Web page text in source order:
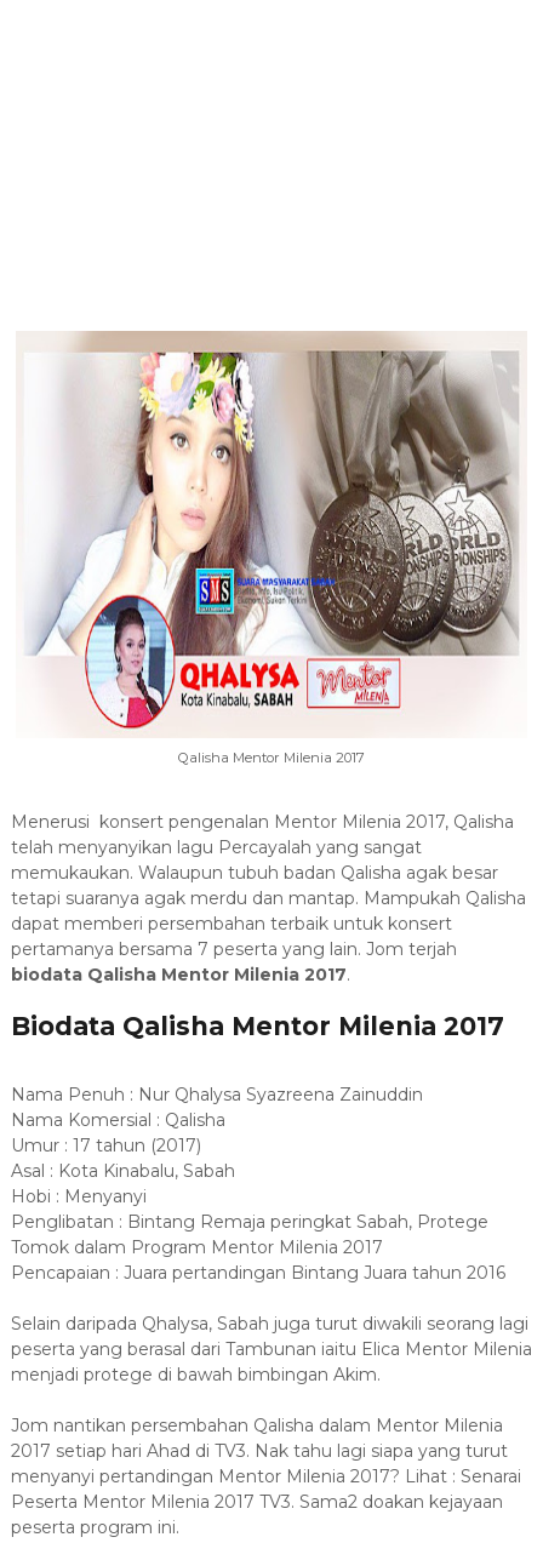
Qalisha Mentor Milenia 2017
Menerusi konsert pengenalan Mentor Milenia 2017, Qalisha
telah menyanyikan lagu Percayalah yang sangat
memukaukan. Walaupun tubuh badan Qalisha agak besar
tetapi suaranya agak merdu dan mantap. Mampukah Qalisha
dapat memberi persembahan terbaik untuk konsert
pertamanya bersama 7 peserta yang lain. Jom terjah
biodata Qalisha Mentor Milenia 2017.
Biodata Qalisha Mentor Milenia 2017
Nama Penuh : Nur Qhalysa Syazreena Zainuddin
Nama Komersial : Qalisha
Umur : 17 tahun (2017)
Asal : Kota Kinabalu, Sabah
Hobi : Menyanyi
Penglibatan : Bintang Remaja peringkat Sabah, Protege
Tomok dalam Program Mentor Milenia 2017
Pencapaian : Juara pertandingan Bintang Juara tahun 2016
Selain daripada Qhalysa, Sabah juga turut diwakili seorang lagi
peserta yang berasal dari Tambunan iaitu Elica Mentor Milenia
menjadi protege di bawah bimbingan Akim.
Jom nantikan persembahan Qalisha dalam Mentor Milenia
2017 setiap hari Ahad di TV3. Nak tahu lagi siapa yang turut
menyanyi pertandingan Mentor Milenia 2017? Lihat : Senarai
Peserta Mentor Milenia 2017 TV3. Sama2 doakan kejayaan
peserta program ini.